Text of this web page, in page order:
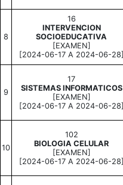
8
16
INTERVENCION
SOCIOEDUCATIVA
[EXAMEN]
[2024-06-17 A 2024-06-28]
9
17
SISTEMAS INFORMATICOS
[EXAMEN]
[2024-06-17 A 2024-06-28]
10
102
BIOLOGIA CELULAR
[EXAMEN]
[2024-06-17 A 2024-06-28]